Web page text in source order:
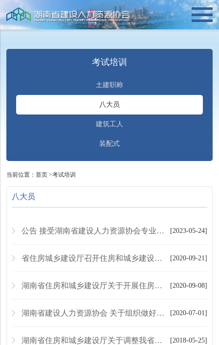
考试培训
土建职称
八大员
建筑工人
装配式
当前位置：首页 >考试培训
八大员
[2023-05-24]
公告 接受湖南省建设人力资源协会专业技术咨询服务的单位
[2020-09-21]
省住房城乡建设厅召开住房和城乡建设领域施工现场专业人员职业培训试点工作部署会
[2020-09-08]
湖南省住房和城乡建设厅关于开展住房和城乡建设领域施工现场专业人员职业培训试点工作的通知
[2020-07-01]
湖南省建设人力资源协会 关于组织做好建设领域施工现场专业人员 继续教育服务工作的通知
[2018-05-25]
湖南省住房和城乡建设厅关于调整我省住房和城乡建设领域专业人员培训考核管理办法的通知